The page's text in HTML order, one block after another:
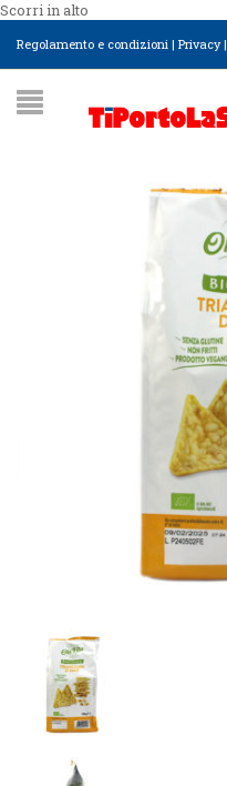
Scorri in alto
Regolamento e condizioni | Privacy|